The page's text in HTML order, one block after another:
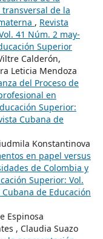
de la
, Revista
41 Núm. 2 may-
Superior
Calderón,
Leticia Mendoza
del Proceso de
en
Superior:
Cubana de
Konstantinova
en papel versus
de Colombia y
Superior: Vol.
de Educación
Espinosa
, Claudia Suazo